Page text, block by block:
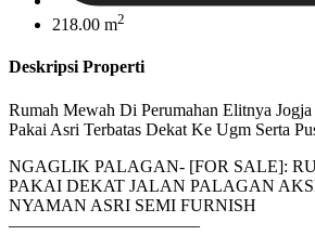
218.00 m2
Deskripsi Properti
Rumah Mewah Di Perumahan Elitnya
Pakai Asri Terbatas Dekat Ke Ugm Serta
NGAGLIK PALAGAN- [FOR SALE]:
PAKAI DEKAT JALAN PALAGAN
NYAMAN ASRI SEMI FURNISH
———————————